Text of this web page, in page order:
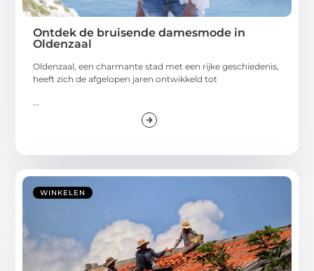
Ontdek de bruisende damesmode in
Oldenzaal
Oldenzaal, een charmante stad met een rijke geschiedenis,
heeft zich de afgelopen jaren ontwikkeld tot
WINKELEN